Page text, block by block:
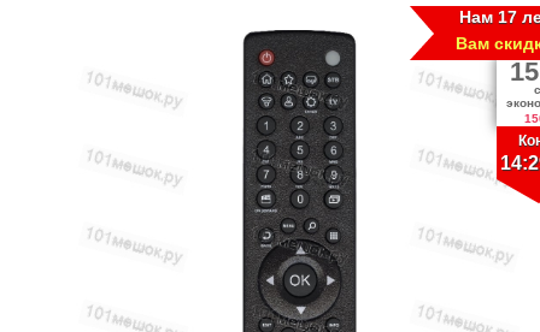
Нам 17
Вам
15